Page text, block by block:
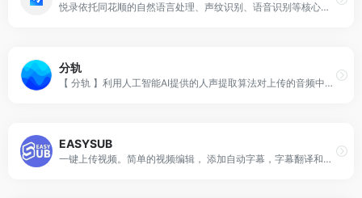
悦录依托同花顺的自然语言处理、声纹识别、语音识别等核心语音技术，实现了录音器械级别的语音质量，以及高达96%的文本识别准确率，可以满足您在知识学习、采访录音、交谈对话、实时笔记等多种场景下的录音转文字需求。
分轨
【 分轨 】利用人工智能AI提供的人声提取算法对上传的音频中的人声、伴奏、乐器音轨在云端进行分离提取，并可对视频进行视频和人声提供音轨分离服务。上传文件，即刻分离人声和伴奏。
EASYSUB
一键上传视频。简单的视频编辑， 添加自动字幕，字幕翻译和转录音频。